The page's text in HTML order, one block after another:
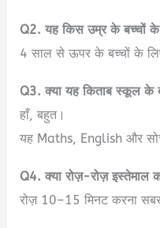
Q2. यह किस उम्र के बच्चों के
4 साल से ऊपर के बच्चों के
Q3. क्या यह किताब स्कूल के
हाँ, बहुत।
यह Maths, English और
Q4. क्या रोज़-रोज़ इस्तेमाल
रोज़ 10–15 मिनट करना